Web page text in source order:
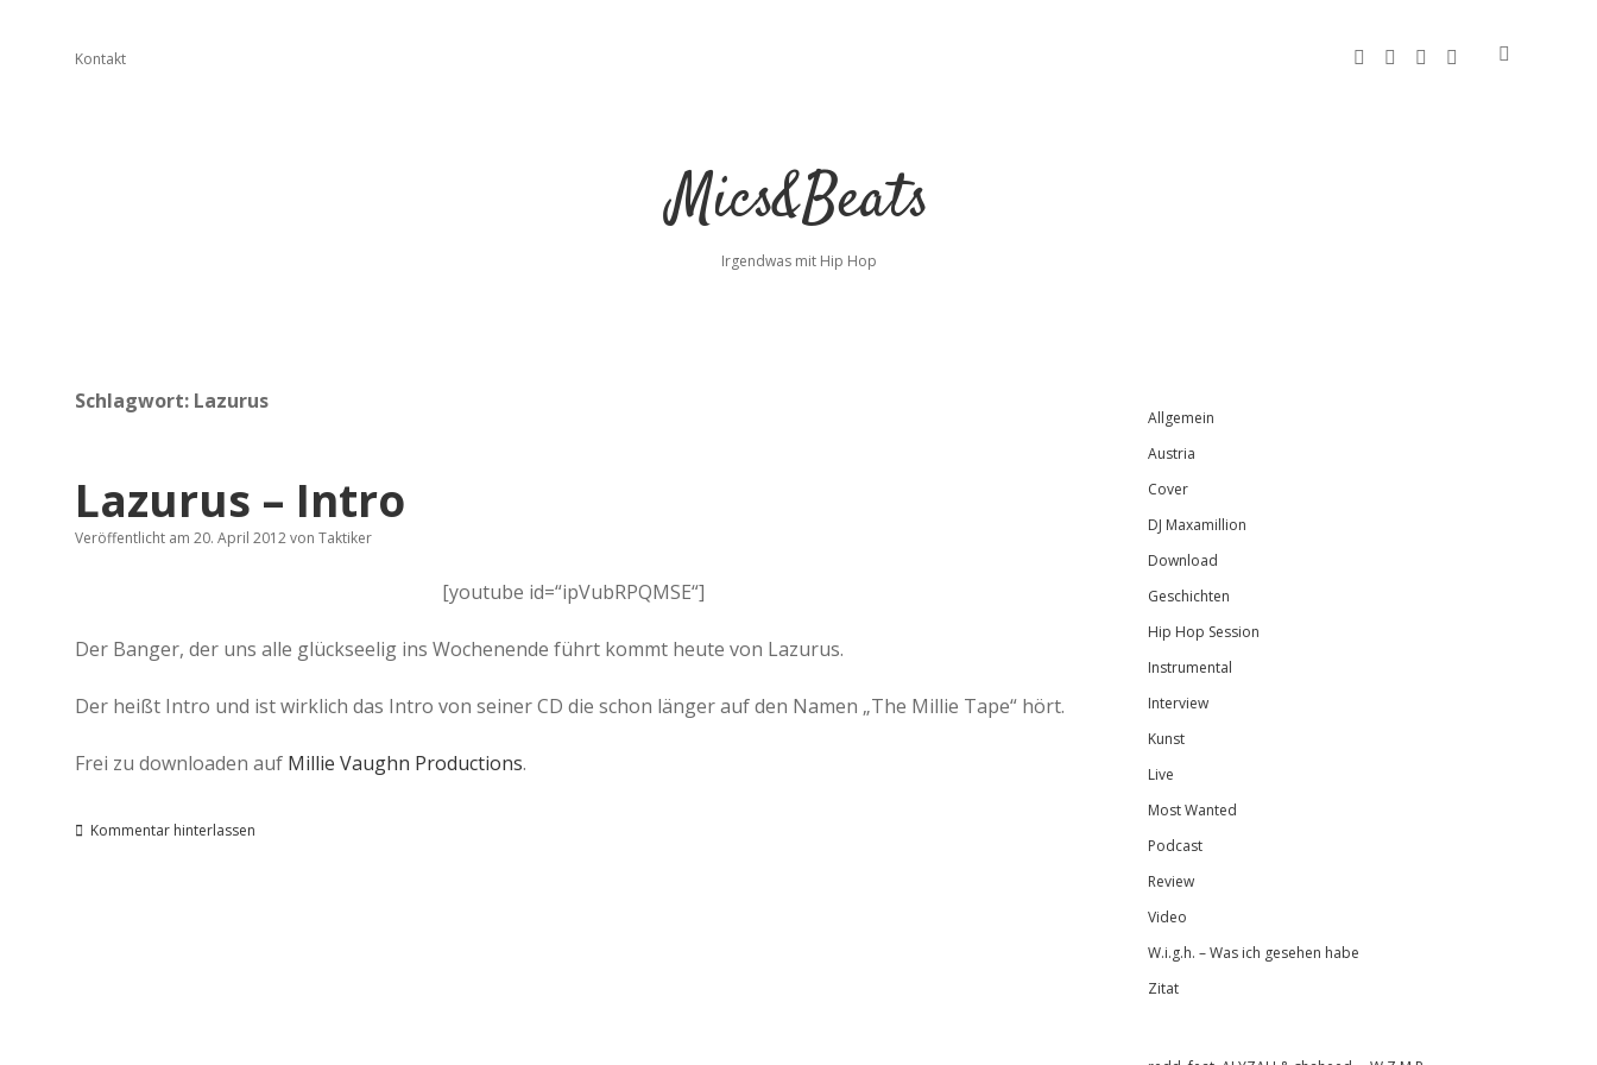
Kontakt facebookinstagrambandcamp
spotify
Mics&Beats
Irgendwas mit Hip Hop
Schlagwort: Lazurus
Lazurus – Intro
Veröffentlicht am 20. April 2012von Taktiker
[youtube id=“ipVubRPQMSE“]
Der Banger, der uns alle glückseelig ins Wochenende führt kommt heute von Lazurus.
Der heißt Intro und ist wirklich das Intro von seiner CD die schon länger auf den Namen „The Millie Tape“ hört.
Frei zu downloaden auf Millie Vaughn Productions.
Kommentar hinterlassen
Sidebar
Allgemein
Austria
Cover
DJ Maxamillion
Download
Geschichten
Hip Hop Session
Instrumental
Interview
Kunst
Live
Most Wanted
Podcast
Review
Video
W.i.g.h. – Was ich gesehen habe
Zitat